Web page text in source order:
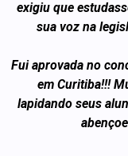
exigiu que
sua voz na
Fui aprovada no
em Curitiba!!!
lapidando seus